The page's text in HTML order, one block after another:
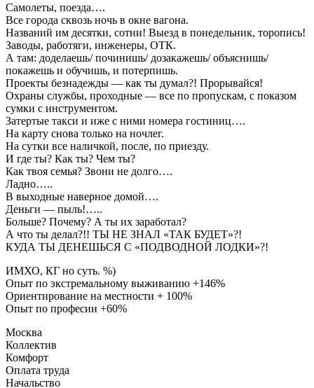
Самолеты, поезда….
Все города сквозь ночь в окне вагона.
Названий им десятки, сотни! Выезд в понедельник, торопись!
Заводы, работяги, инженеры, ОТК.
А там: доделаешь/ починишь/ дозакажешь/ объяснишь/
покажешь и обучишь, и потерпишь.
Проекты безнадежды — как ты думал?! Прорывайся!
Охраны службы, проходные — все по пропускам, с показом
сумки с инструментом.
Затертые такси и иже с ними номера гостиниц….
На карту снова только на ночлег.
На сутки все наличкой, после, по приезду.
И где ты? Как ты? Чем ты?
Как твоя семья? Звони не долго….
Ладно…..
В выходные наверное домой….
Деньги — пыль!…..
Больше? Почему? А ты их заработал?
А что ты делал?!! ТЫ НЕ ЗНАЛ «ТАК БУДЕТ»?!
КУДА ТЫ ДЕНЕШЬСЯ С «ПОДВОДНОЙ ЛОДКИ»?!
ИМХО, КГ но суть. %)
Опыт по экстремальному выживанию +146%
Ориентирование на местности + 100%
Опыт по професии +60%
Москва
Коллектив
Комфорт
Оплата труда
Начальство